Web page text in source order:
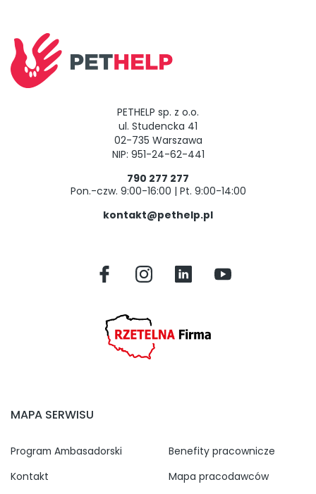
PETHELP sp. z o.o.
ul. Studencka 41
02-735 Warszawa
NIP: 951-24-62-441
790 277 277
Pon.-czw. 9:00-16:00 | Pt. 9:00-14:00
kontakt@pethelp.pl
MAPA SERWISU
Program Ambasadorski
Kontakt
Benefity pracownicze
Mapa pracodawców